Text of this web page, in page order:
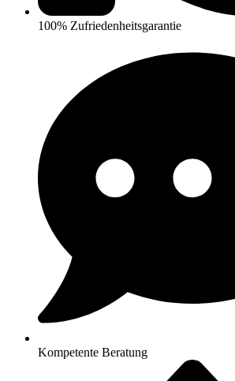
100% Zufriedenheitsgarantie
Kompetente Beratung